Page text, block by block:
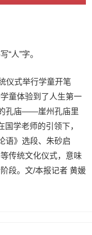
“人”字。
仪式举行学童开笔
童体验到了人生第一
的孔庙——崖州孔庙里
学老师的引领下，
语》选段、朱砂启
传统文化仪式，意味
段。文/本报记者 黄媛